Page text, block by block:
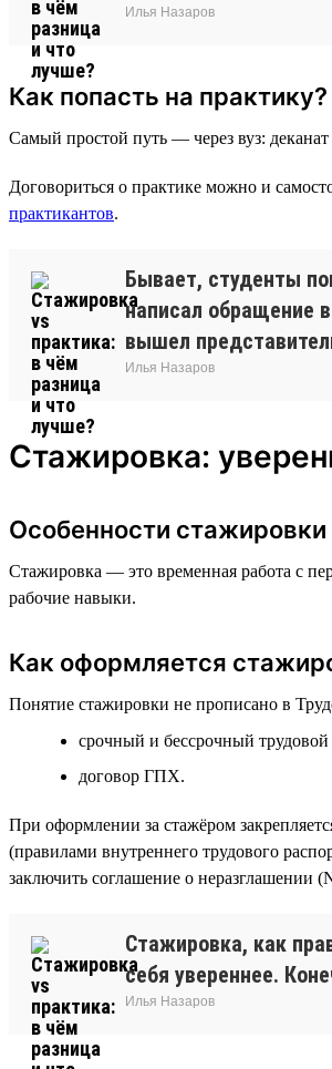
Илья Назаров
Как попасть на практику?
Самый простой путь — через вуз:
Договориться о практике можно и
практикантов.
Бывает, студенты
написал обращение
вышел
Илья Назаров
Стажировка:
Особенности стажировки
Стажировка — это временная работа с
рабочие навыки.
Как оформляется
Понятие стажировки не прописано в
срочный и бессрочный трудовой
договор ГПХ.
При оформлении за стажёром
(правилами внутреннего трудового
заключить соглашение о неразглашении
Стажировка, как
себя увереннее.
Илья Назаров